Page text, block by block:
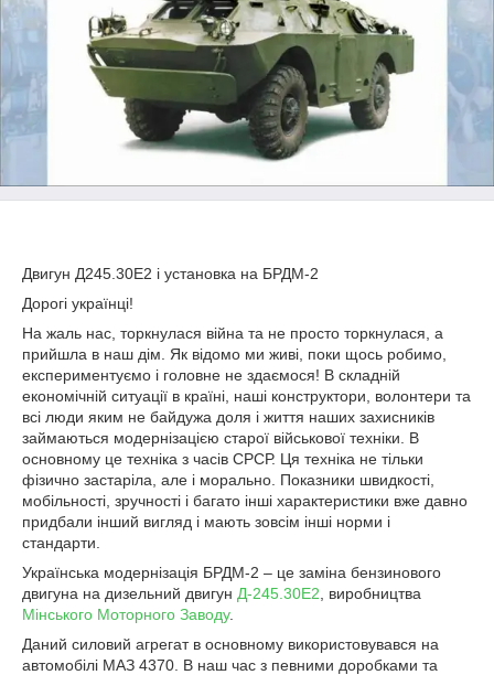
Двигун Д245.30Е2 і установка на БРДМ-2
Дорогі українці!
На жаль нас, торкнулася війна та не просто торкнулася, а
прийшла в наш дім. Як відомо ми живі, поки щось робимо,
експериментуємо і головне не здаємося! В складній
економічній ситуації в країні, наші конструктори, волонтери та
всі люди яким не байдужа доля і життя наших захисників
займаються модернізацією старої військової техніки. В
основному це техніка з часів СРСР. Ця техніка не тільки
фізично застаріла, але і морально. Показники швидкості,
мобільності, зручності і багато інші характеристики вже давно
придбали інший вигляд і мають зовсім інші норми і
стандарти.
Українська модернізація БРДМ-2 – це заміна бензинового
двигуна на дизельний двигун Д-245.30Е2 , виробництва
Мінського Моторного Заводу.
Даний силовий агрегат в основному використовувався на
автомобілі МАЗ 4370. В наш час з певними доробками та